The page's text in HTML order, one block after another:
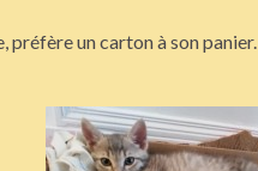
préfère un carton à son panier.